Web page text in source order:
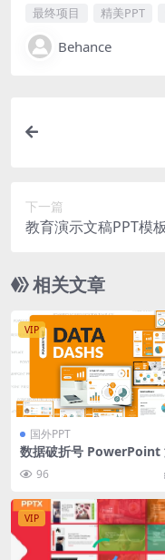
最终项目
精美PPT
Behance
下一篇
教育演示文稿PPT模
相关文章
VIP
国外PPT
数据破折号 PowerPoint
模板
96
VIP